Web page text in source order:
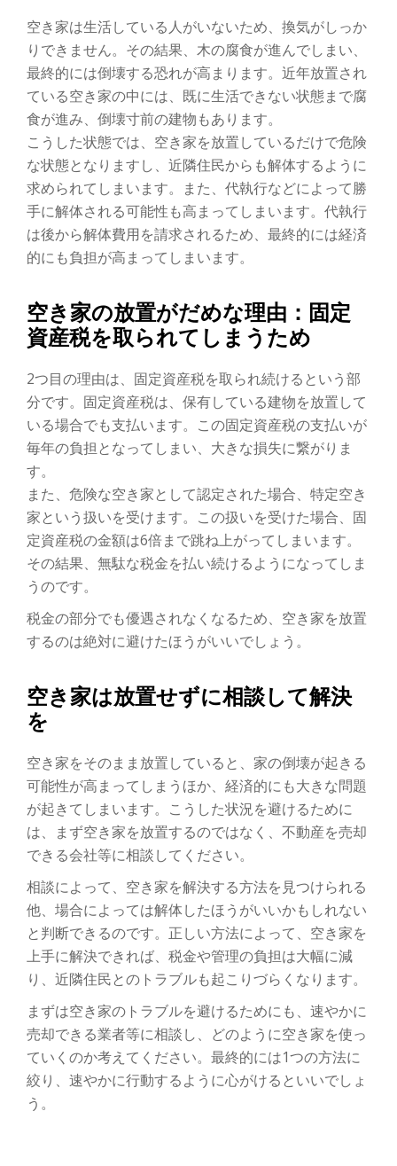
空き家は生活している人がいないため、換気がしっか
りできません。その結果、木の腐食が進んでしまい、
最終的には倒壊する恐れが高まります。近年放置され
ている空き家の中には、既に生活できない状態まで腐
食が進み、倒壊寸前の建物もあります。
こうした状態では、空き家を放置しているだけで危険
な状態となりますし、近隣住民からも解体するように
求められてしまいます。また、代執行などによって勝
手に解体される可能性も高まってしまいます。代執行
は後から解体費用を請求されるため、最終的には経済
的にも負担が高まってしまいます。
空き家の放置がだめな理由：固定
資産税を取られてしまうため
2つ目の理由は、固定資産税を取られ続けるという部
分です。固定資産税は、保有している建物を放置して
いる場合でも支払います。この固定資産税の支払いが
毎年の負担となってしまい、大きな損失に繋がりま
す。
また、危険な空き家として認定された場合、特定空き
家という扱いを受けます。この扱いを受けた場合、固
定資産税の金額は6倍まで跳ね上がってしまいます。
その結果、無駄な税金を払い続けるようになってしま
うのです。
税金の部分でも優遇されなくなるため、空き家を放置
するのは絶対に避けたほうがいいでしょう。
空き家は放置せずに相談して解決
を
空き家をそのまま放置していると、家の倒壊が起きる
可能性が高まってしまうほか、経済的にも大きな問題
が起きてしまいます。こうした状況を避けるために
は、まず空き家を放置するのではなく、不動産を売却
できる会社等に相談してください。
相談によって、空き家を解決する方法を見つけられる
他、場合によっては解体したほうがいいかもしれない
と判断できるのです。正しい方法によって、空き家を
上手に解決できれば、税金や管理の負担は大幅に減
り、近隣住民とのトラブルも起こりづらくなります。
まずは空き家のトラブルを避けるためにも、速やかに
売却できる業者等に相談し、どのように空き家を使っ
ていくのか考えてください。最終的には1つの方法に
絞り、速やかに行動するように心がけるといいでしょ
う。